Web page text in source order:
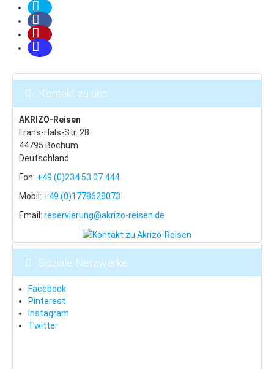
Böhmerwald
Zelezna Ruda
Last Minute
Bedrichov
Adlergebirge
Last Minute
Beskiden
Last Minute
Schneeinfo
Kontakt zu uns
AKRIZO-Reisen
Frans-Hals-Str. 28
44795 Bochum
Deutschland
Fon: +49 (0)234 53 07 444
Mobil: +49 (0)1778628073
Email: reservierung@akrizo-reisen.de
Soziale Netzwerke
Facebook
Pinterest
Instagram
Twitter